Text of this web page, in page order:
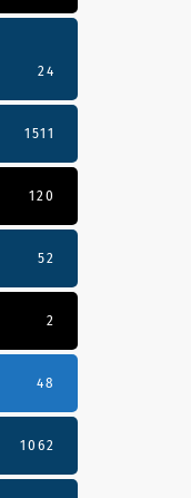
24
1511
120
52
2
48
1062